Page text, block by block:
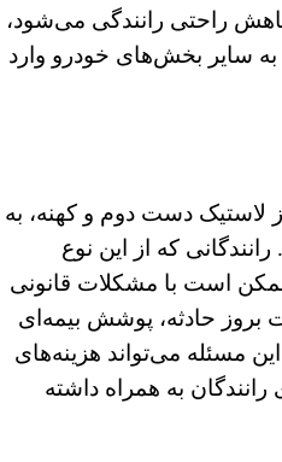
کاهش راحتی رانندگی می‌شود،
سایر بخش‌های خودرو وارد
لاستیک دست دوم و کهنه، به
که از این نوع
است با مشکلات قانونی
حادثه، پوشش بیمه‌ای
مسئله می‌تواند هزینه‌های
به همراه داشته